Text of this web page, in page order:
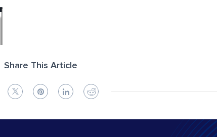
Share This Article